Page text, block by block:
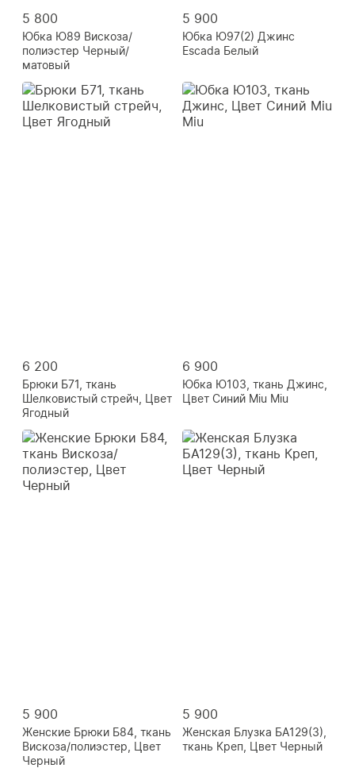
5 800
Юбка Ю89 Вискоза/
полиэстер Черный/
матовый
5 900
Юбка Ю97(2) Джинс
Escada Белый
6 200
Брюки Б71, ткань
Шелковистый стрейч, Цвет
Ягодный
6 900
Юбка Ю103, ткань Джинс,
Цвет Синий Miu Miu
5 900
Женские Брюки Б84, ткань
Вискоза/полиэстер, Цвет
Черный
5 900
Женская Блузка БА129(3),
ткань Креп, Цвет Черный